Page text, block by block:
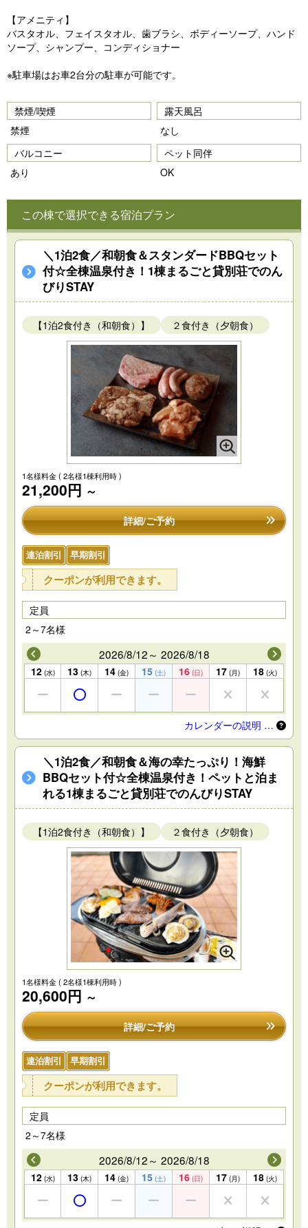
【アメニティ】
バスタオル、フェイスタオル、歯ブラシ、ボディーソープ、ハンド
ソープ、シャンプー、コンディショナー
※駐車場はお車2台分の駐車が可能です。
禁煙/喫煙
禁煙
露天風呂
なし
バルコニー
あり
ペット同伴
OK
この棟で選択できる宿泊プラン
＼1泊2食／和朝食＆スタンダードBBQセット
付☆全棟温泉付き！1棟まるごと貸別荘でのん
びりSTAY
【1泊2食付き（和朝食）】 ２食付き（夕朝食）
1名様料金( 2名様1棟利用時 )
21,200円 ～
詳細/ご予約
連泊割引 早期割引
クーポンが利用できます。
定員
2～7名様
2026/8/12～ 2026/8/18
12 (水) 13 (木) 14 (金) 15 (土) 16 (日) 17 (月) 18 (火)
カレンダーの説明 …
＼1泊2食／和朝食＆海の幸たっぷり！海鮮
BBQセット付☆全棟温泉付き！ペットと泊ま
れる1棟まるごと貸別荘でのんびりSTAY
【1泊2食付き（和朝食）】 ２食付き（夕朝食）
1名様料金( 2名様1棟利用時 )
20,600円 ～
詳細/ご予約
連泊割引 早期割引
クーポンが利用できます。
定員
2～7名様
2026/8/12～ 2026/8/18
12 (水) 13 (木) 14 (金) 15 (土) 16 (日) 17 (月) 18 (火)